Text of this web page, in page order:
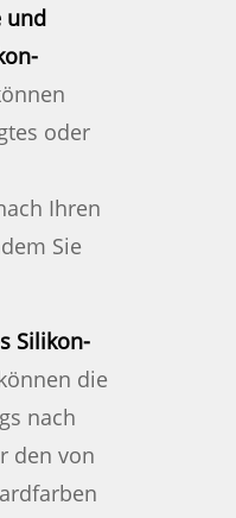
und
oder
Ihren
Sie
Silikon-
die
nach
den von